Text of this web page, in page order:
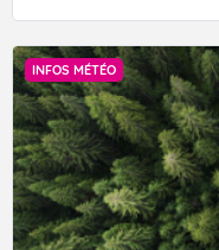
INFOS MÉTÉO